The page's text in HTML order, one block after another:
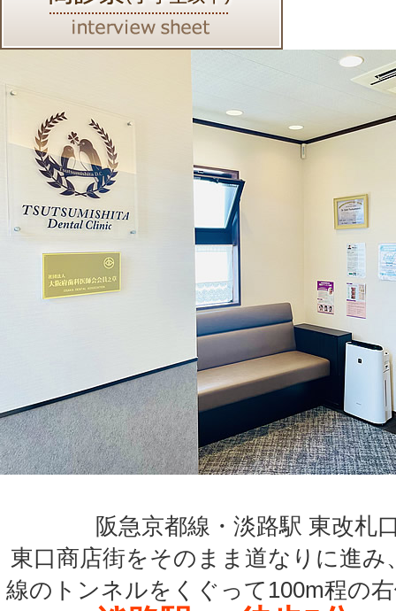
阪急京都線・淡路駅 東改札
東口商店街をそのまま道なりに進み
線のトンネルをくぐって100m程の